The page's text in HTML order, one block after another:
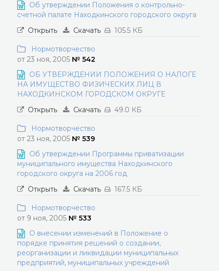
Об утверждении Положения о контрольно-
счетной палате Находкинского городского округа
Открыть
Скачать 105.5 КБ
Нормотворчество
от 23 ноя, 2005 № 542
ОБ УТВЕРЖДЕНИИ ПОЛОЖЕНИЯ О НАЛОГЕ
НА ИМУЩЕСТВО ФИЗИЧЕСКИХ ЛИЦ В
НАХОДКИНСКОМ ГОРОДСКОМ ОКРУГЕ
Открыть
Скачать 49.0 КБ
Нормотворчество
от 23 ноя, 2005 № 539
Об утверждении Программы приватизации
муниципального имущества Находкинского
городского округа на 2006 год
Открыть
Скачать 167.5 КБ
Нормотворчество
от 9 ноя, 2005 № 533
О внесении изменений в Положение о
порядке принятия решений о создании,
реорганизации и ликвидации муниципальных
предприятий, муниципальных учреждений